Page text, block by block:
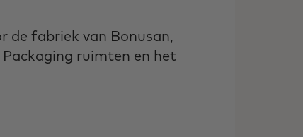
de fabriek van Bonusan,
ruimten en het